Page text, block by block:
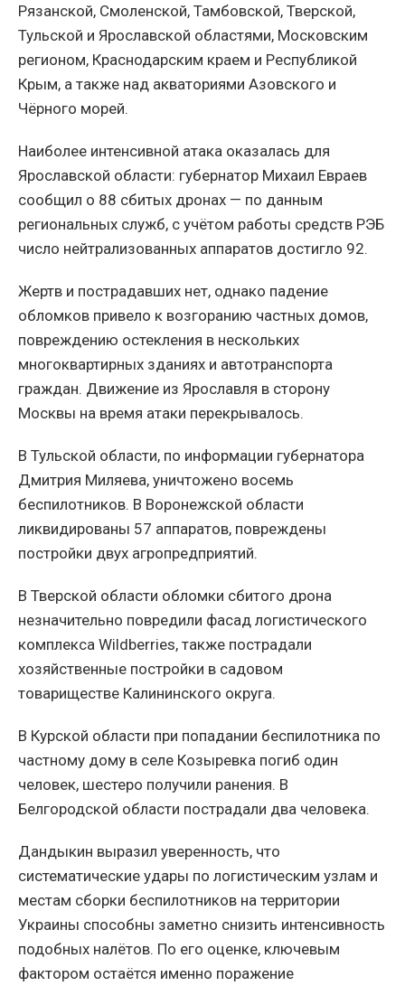
Рязанской, Смоленской, Тамбовской, Тверской,
Тульской и Ярославской областями, Московским
регионом, Краснодарским краем и Республикой
Крым, а также над акваториями Азовского и
Чёрного морей.
Наиболее интенсивной атака оказалась для
Ярославской области: губернатор Михаил Евраев
сообщил о 88 сбитых дронах — по данным
региональных служб, с учётом работы средств РЭБ
число нейтрализованных аппаратов достигло 92.
Жертв и пострадавших нет, однако падение
обломков привело к возгоранию частных домов,
повреждению остекления в нескольких
многоквартирных зданиях и автотранспорта
граждан. Движение из Ярославля в сторону
Москвы на время атаки перекрывалось.
В Тульской области, по информации губернатора
Дмитрия Миляева, уничтожено восемь
беспилотников. В Воронежской области
ликвидированы 57 аппаратов, повреждены
постройки двух агропредприятий.
В Тверской области обломки сбитого дрона
незначительно повредили фасад логистического
комплекса Wildberries, также пострадали
хозяйственные постройки в садовом
товариществе Калининского округа.
В Курской области при попадании беспилотника по
частному дому в селе Козыревка погиб один
человек, шестеро получили ранения. В
Белгородской области пострадали два человека.
Дандыкин выразил уверенность, что
систематические удары по логистическим узлам и
местам сборки беспилотников на территории
Украины способны заметно снизить интенсивность
подобных налётов. По его оценке, ключевым
фактором остаётся именно поражение